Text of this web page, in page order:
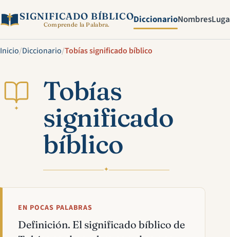
SIGNIFICADO BÍBLICO
Comprende la Palabra. DiccionarioNombres
Inicio/Diccionario/Tobías significado bíblico
✦
Tobías
significado
bíblico
✦
EN POCAS PALABRAS
Definición. El significado bíblico de